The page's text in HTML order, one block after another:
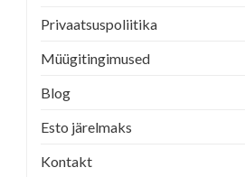
Privaatsuspoliitika
Müügitingimused
Blog
Esto järelmaks
Kontakt